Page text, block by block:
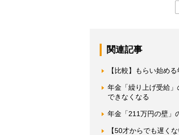
関連記事
【比較】もらい始め
年金「繰り上げ受給
できなくなる
年金「211万円の壁」
【50才からでも遅く